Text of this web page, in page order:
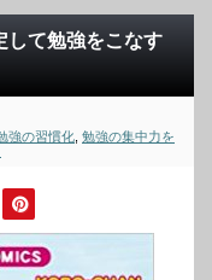
して勉強をこなす
強の習慣化 勉強の集中力を